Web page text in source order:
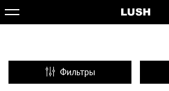
Фильтры